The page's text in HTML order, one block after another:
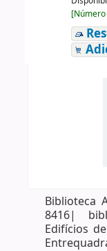
[Número
Biblioteca
8416|
Edifícios